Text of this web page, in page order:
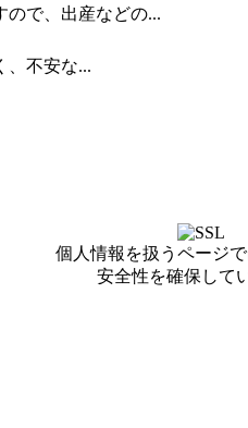
ので、出産などの...
、不安な...
個人情報を扱うページ
安全性を確保して